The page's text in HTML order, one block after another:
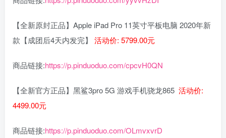
【全新原封正品】Apple iPad Pro 11英寸平板电脑 2020年新
款【成团后4天内发完】
活动价: 5799.00元
商品链接:https://p.pinduoduo.com/cpcvH0QN
【全新官方正品】黑鲨3pro 5G 游戏手机骁龙865 活动价:
4499.00元
商品链接:https://p.pinduoduo.com/OLmvxvrD